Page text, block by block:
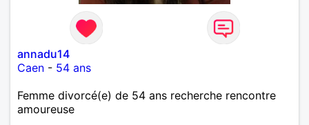
annadu14
Caen - 54 ans
Femme divorcé(e) de 54 ans recherche rencontre
amoureuse